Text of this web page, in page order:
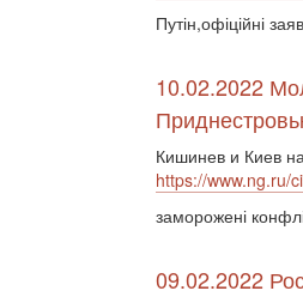
Путін,офіційні
10.02.2022
Кишинев и Киев
https://www.ng.ru/
заморожені
09.02.2022